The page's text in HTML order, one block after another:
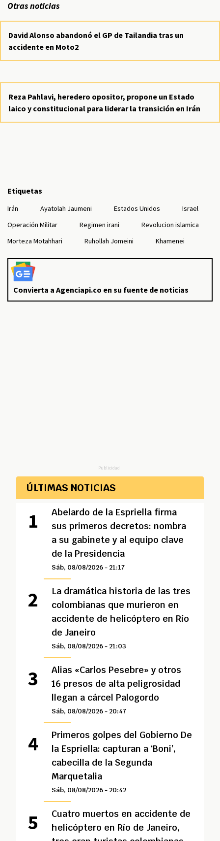
Otras noticias
David Alonso abandonó el GP de Tailandia tras un
accidente en Moto2
Reza Pahlavi, heredero opositor, propone un Estado
laico y constitucional para liderar la transición en Irán
Etiquetas
Irán Ayatolah Jaumeni Estados Unidos
Israel
Operación Militar
Regimen irani
Revolucion islamica
Morteza Motahhari
Ruhollah Jomeini Khamenei
Convierta a Agenciapi.co en su fuente de noticias
Publicidad
ÚLTIMAS NOTICIAS
Abelardo de la Espriella firma
sus primeros decretos: nombra
a su gabinete y al equipo clave
de la Presidencia
Sáb, 08/08/2026 - 21:17
La dramática historia de las tres
colombianas que murieron en
accidente de helicóptero en Río
de Janeiro
Sáb, 08/08/2026 - 21:03
Alias «Carlos Pesebre» y otros
16 presos de alta peligrosidad
llegan a cárcel Palogordo
Sáb, 08/08/2026 - 20:47
Primeros golpes del Gobierno De
la Espriella: capturan a ‘Boni’,
cabecilla de la Segunda
Marquetalia
Sáb, 08/08/2026 - 20:42
Cuatro muertos en accidente de
helicóptero en Río de Janeiro,